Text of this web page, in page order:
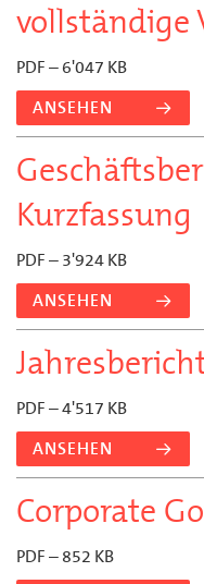
vollständige
PDF – 6'047 KB
ANSEHEN
Kurzfassung
PDF – 3'924 KB
ANSEHEN
PDF – 4'517 KB
ANSEHEN
Corporate
PDF – 852 KB